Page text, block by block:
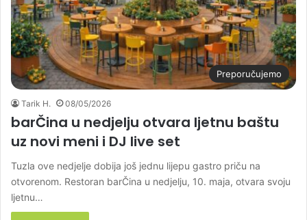
Preporučujemo
Tarik H. 08/05/2026
barČina u nedjelju otvara ljetnu baštu
uz novi meni i DJ live set
Tuzla ove nedjelje dobija još jednu lijepu gastro priču na
otvorenom. Restoran barČina u nedjelju, 10. maja, otvara svoju
ljetnu…